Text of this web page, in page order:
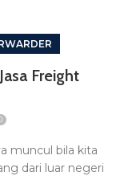
Freight
muncul bila kita
dari luar negeri